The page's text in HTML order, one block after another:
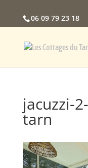
06 09 79 23 18
jacuzzi-
tarn